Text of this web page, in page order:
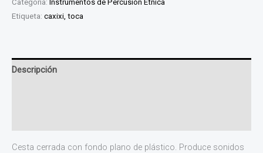
Categoría: Instrumentos de Percusión Étnica
Etiqueta: caxixi, toca
Descripción
Cesta cerrada con fondo plano de plástico. Produce sonidos